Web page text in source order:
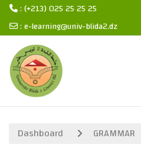
Skip to main content
: (+213) 025 25 25 25
:e-learning@univ-blida2.dz
Dashboard GRAMMAR